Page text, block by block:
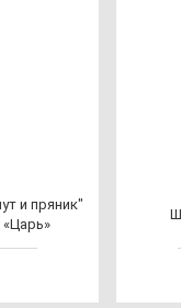
и пря­ник"
«Царь»